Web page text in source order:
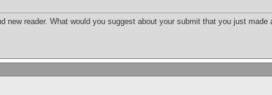
new reader. What would you suggest about your submit that you just